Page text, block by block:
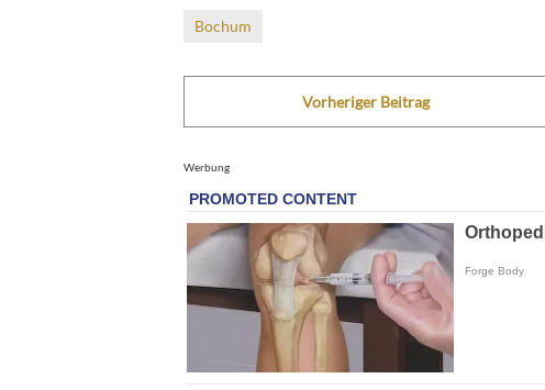
Bochum
Vorheriger Beitrag
Werbung